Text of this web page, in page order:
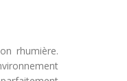
rhumière.